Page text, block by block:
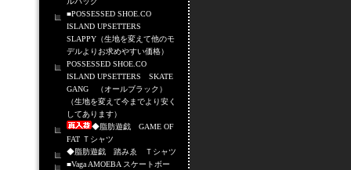
■POSSESSED SHOE.CO
ISLAND UPSETTERS
SLAPPY（生地を変えて他のモ
デルよりお求めやすい価格）
POSSESSED SHOE.CO
ISLAND UPSETTERS SKATE
GANG （オールブラック）
（生地を変えて今までより安く
してあります）
◆脂肪遊戯 GAME OF
FAT Ｔシャツ
◆脂肪遊戯 踏みゑ Ｔシャツ
■Vaga AMOEBA スケートボー